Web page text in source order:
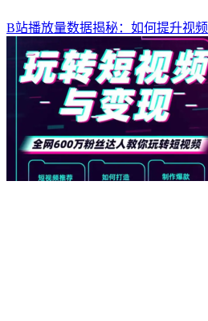
B站播放量数据揭秘：如何提升视频